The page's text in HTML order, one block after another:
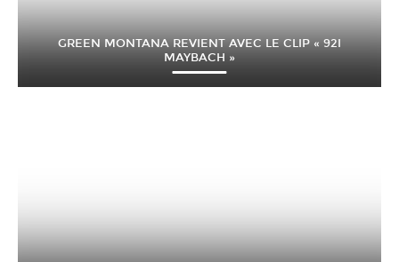
GREEN MONTANA REVIENT AVEC LE CLIP « 92I
MAYBACH »